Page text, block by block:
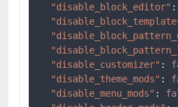
"disable_block_editor" :
"disable_customizer" :
"disable_theme_mods" :
"disable_menu_mods" :